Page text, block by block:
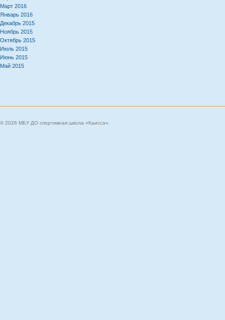
Март 2016
Январь 2016
Декабрь 2015
Ноябрь 2015
Октябрь 2015
Июль 2015
Июнь 2015
Май 2015
© 2026 МБУ ДО спортивная школа «Каисса».